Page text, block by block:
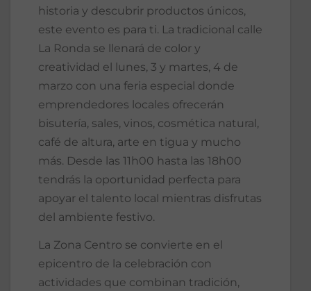
historia y descubrir productos únicos,
este evento es para ti. La tradicional calle
La Ronda se llenará de color y
creatividad el lunes, 3 y martes, 4 de
marzo con una feria especial donde
emprendedores locales ofrecerán
bisutería, sales, vinos, cosmética natural,
café de altura, arte en tigua y mucho
más. Desde las 11h00 hasta las 18h00
tendrás la oportunidad perfecta para
apoyar el talento local mientras disfrutas
del ambiente festivo.
La Zona Centro se convierte en el
epicentro de la celebración con
actividades que combinan tradición,